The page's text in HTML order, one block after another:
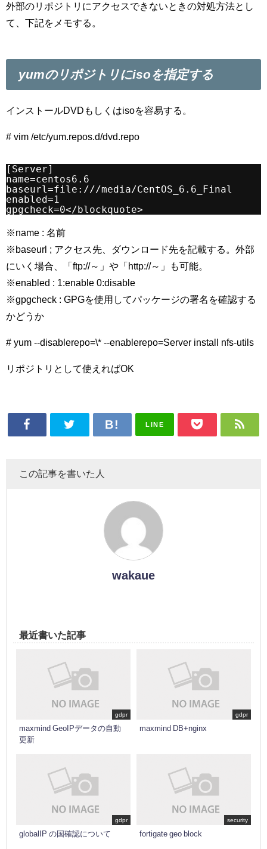
外部のリポジトリにアクセスできないときの対処方法とし
て、下記をメモする。
yumのリポジトリにisoを指定する
インストールDVDもしくはisoを容易する。
# vim /etc/yum.repos.d/dvd.repo
[Server]
name=centos6.6
baseurl=file:///media/CentOS_6.6_Final
enabled=1
gpgcheck=0</blockquote>
※name : 名前
※baseurl ; アクセス先、ダウンロード先を記載する。外部
にいく場合、「ftp://～」や「http://～」も可能。
※enabled : 1:enable 0:disable
※gpgcheck : GPGを使用してパッケージの署名を確認する
かどうか
# yum --disablerepo=\* --enablerepo=Server install nfs-utils
リポジトリとして使えればOK
LINE
この記事を書いた人
wakaue
最近書いた記事
gdpr
maxmind GeoIPデータの自動
更新
gdpr
maxmind DB+nginx
gdpr
globalIP の国確認について
security
fortigate geo block